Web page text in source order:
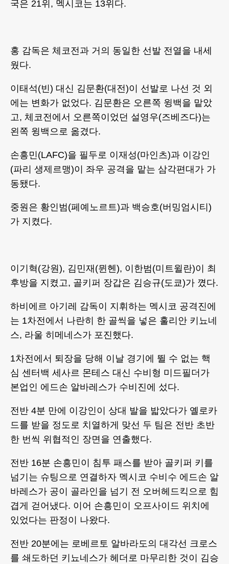
국은 21위, 멕시코는 13위다.
홍 감독은 체코전과 거의 동일한 선발 전열을 내세
웠다.
이태석(빈) 대신 김문환(대전)이 선발로 나선 것 외
에는 변화가 없었다. 김문환은 오른쪽 윙백을 맡았
고, 체코전에서 오른쪽이었던 설영우(즈베즈다)는
왼쪽 윙백으로 옮겼다.
손흥민(LAFC)을 필두로 이재성(마인츠)과 이강인
(파리 생제르맹)이 좌우 공격을 맡는 삼각편대가 가
동됐다.
중원은 황인범(페예노르트)과 백승호(버밍엄시티)
가 지켰다.
이기혁(강원), 김민재(뮌헨), 이한범(미트윌란)이 최
후방을 지켰고, 골키퍼 장갑은 김승규(도쿄)가 꼈다.
하비에르 아기레 감독이 지휘하는 멕시코 공격진에
는 1차전에서 나란히 한 골씩을 넣은 훌리안 키뇨네
스, 라울 히메네스가 포진했다.
1차전에서 퇴장을 당해 이날 경기에 뛸 수 없는 핵
심 센터백 세사르 몬테스 대신 수비형 미드필더가
본업인 에드손 알바레스가 수비진에 섰다.
전반 4분 만에 이강인이 상대 발을 밟았다가 옐로카
드를 받을 정도로 치열하게 맞선 두 팀은 전반 초반
한 번씩 위협적인 장면을 연출했다.
전반 16분 손흥민이 침투 패스를 받아 골키퍼 키를
넘기는 슈팅으로 연결하자 멕시코 수비수 에드손 알
바레스가 공이 골라인을 넘기 전 오버헤드킥으로 힘
겹게 걷어냈다. 이어 손흥민이 오프사이드 위치에
있었다는 판정이 나왔다.
전반 20분에는 로베르토 알바라도의 대각선 크로스
를 쇄도하던 키뇨네스가 헤더로 마무리한 것이 김승